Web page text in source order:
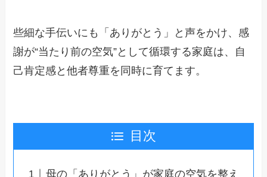
些細な手伝いにも「ありがとう」と声をかけ、感
謝が“当たり前の空気”として循環する家庭は、自
己肯定感と他者尊重を同時に育てます。
目次
母の「ありがとう」が家庭の空気を整え